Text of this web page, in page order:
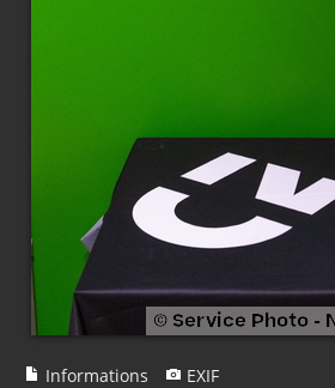
Informations EXIF